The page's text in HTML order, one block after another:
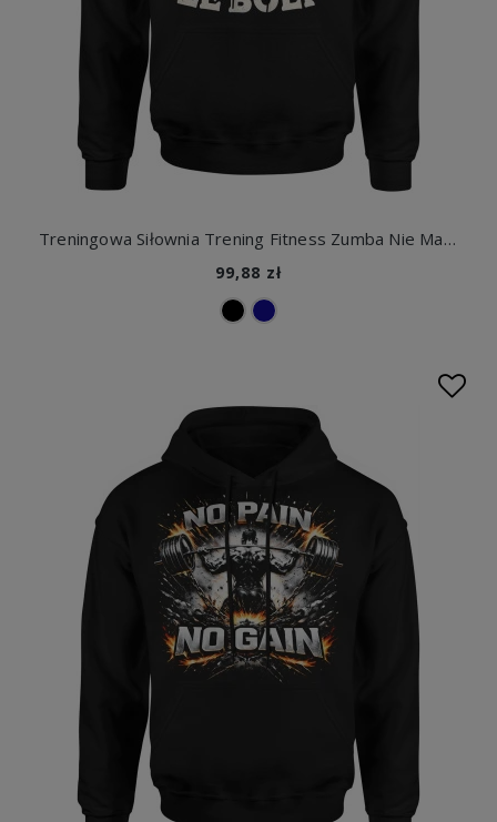
Treningowa Siłownia Trening Fitness Zumba Nie Ma Że Boli Pingwin Z Pingwinem Męska bluza z kapturem
99,88 zł